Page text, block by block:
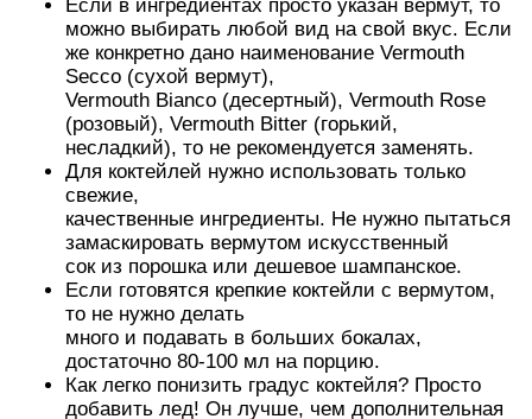
Если в ингредиентах просто указан вермут, то
можно выбирать любой вид на свой вкус. Если
же конкретно дано наименование Vermouth
Secco (сухой вермут),
Vermouth Bianco (десертный), Vermouth Rose
(розовый), Vermouth Bitter (горький,
несладкий), то не рекомендуется заменять.
Для коктейлей нужно использовать только
свежие,
качественные ингредиенты. Не нужно пытаться
замаскировать вермутом искусственный
сок из порошка или дешевое шампанское.
Если готовятся крепкие коктейли с вермутом,
то не нужно делать
много и подавать в больших бокалах,
достаточно 80-100 мл на порцию.
Как легко понизить градус коктейля? Просто
добавить лед! Он лучше, чем дополнительная